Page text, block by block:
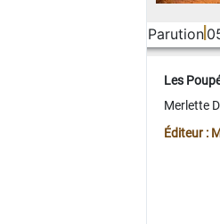
Parution
Les
Merlette
Éditeur :